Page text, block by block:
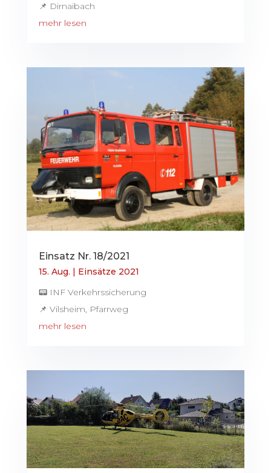
📌 Dirnaibach
mehr lesen
Einsatz Nr. 18/2021
15. Aug. | Einsätze 2021
📟 INF Verkehrssicherung
📌 Vilsheim, Pfarrweg
mehr lesen